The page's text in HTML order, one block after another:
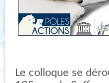
Le colloque se